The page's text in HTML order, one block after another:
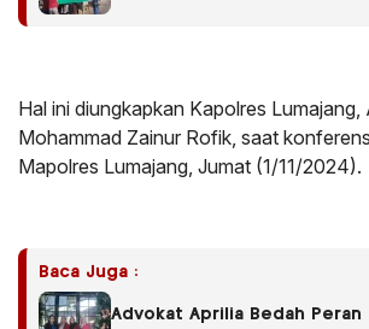
Hal ini diungkapkan Kapolres Lumajang,
Mohammad Zainur Rofik, saat
Mapolres Lumajang, Jumat (1/11/2024).
Baca Juga :
Advokat Aprilia Bedah Peran